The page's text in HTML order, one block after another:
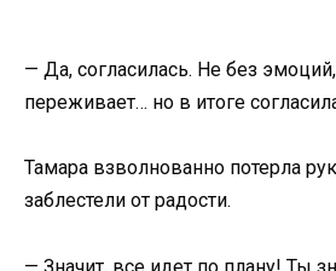
— Да, согласилась. Не без
переживает… но в итоге
Тамара взволнованно потерла
заблестели от радости.
— Значит, все идет по плану! Ты